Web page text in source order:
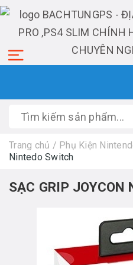
Trang chủ / Phụ Kiện
Nintedo Switch
SẠC GRIP JOYCON